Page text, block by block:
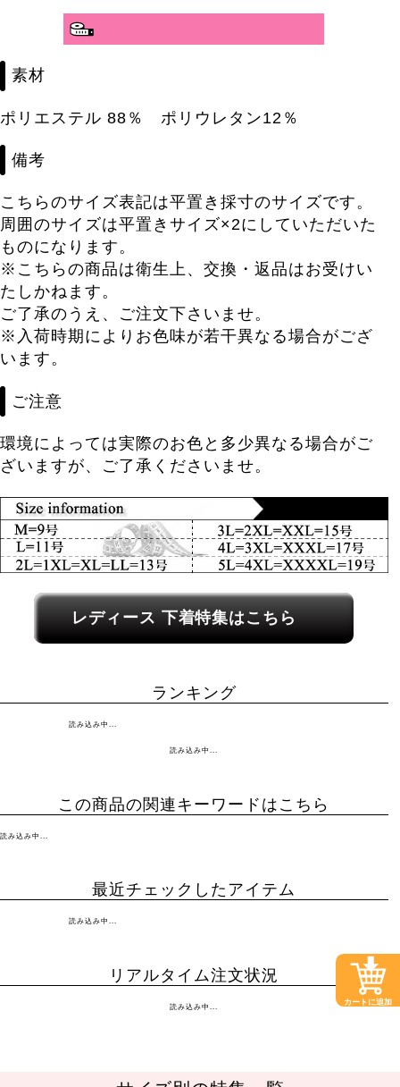
分かりやすいサイズガイド>>
素材
ポリエステル 88％ ポリウレタン12％
備考
こちらのサイズ表記は平置き採寸のサイズです。
周囲のサイズは平置きサイズ×2にしていただいた
ものになります。
※こちらの商品は衛生上、交換・返品はお受けい
たしかねます。
ご了承のうえ、ご注文下さいませ。
※入荷時期によりお色味が若干異なる場合がござ
います。
ご注意
環境によっては実際のお色と多少異なる場合がご
ざいますが、ご了承くださいませ。
レディース関連カテゴリーへのリンク
レディース 下着特集はこちら
ランキング
読み込み中...
読み込み中...
この商品の関連キーワードはこちら
読み込み中...
最近チェックしたアイテム
読み込み中...
リアルタイム注文状況
読み込み中...
カートに追加